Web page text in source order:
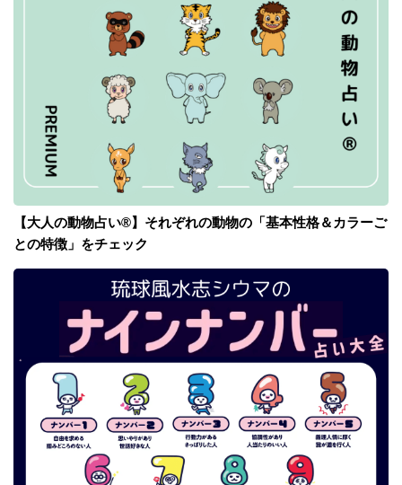
【大人の動物占い®】それぞれの動物の「基本性格＆カラーご
との特徴」をチェック